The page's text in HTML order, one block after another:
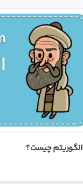
الگوریتم چیست؟